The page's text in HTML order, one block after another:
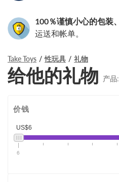
100％谨慎小心的包装、
运送和帐单。
Take Toys 性玩具 礼物
给他的礼物 产品:
价钱
US$6
6